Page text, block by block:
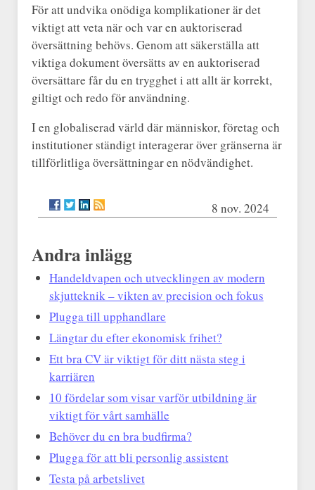
För att undvika onödiga komplikationer är det
viktigt att veta när och var en auktoriserad
översättning behövs. Genom att säkerställa att
viktiga dokument översätts av en auktoriserad
översättare får du en trygghet i att allt är korrekt,
giltigt och redo för användning.
I en globaliserad värld där människor, företag och
institutioner ständigt interagerar över gränserna är
tillförlitliga översättningar en nödvändighet.
8 nov. 2024
Andra inlägg
Handeldvapen och utvecklingen av modern
skjutteknik – vikten av precision och fokus
Plugga till upphandlare
Längtar du efter ekonomisk frihet?
Ett bra CV är viktigt för ditt nästa steg i
karriären
10 fördelar som visar varför utbildning är
viktigt för vårt samhälle
Behöver du en bra budfirma?
Plugga för att bli personlig assistent
Testa på arbetslivet